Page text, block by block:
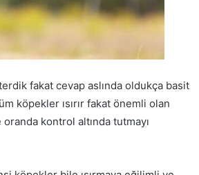
fakat cevap aslında oldukça basit
köpekler ısırır fakat önemli olan
kontrol altında tutmayı